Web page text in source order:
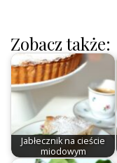
Zobacz także:
Jabłecznik na cieście
miodowym